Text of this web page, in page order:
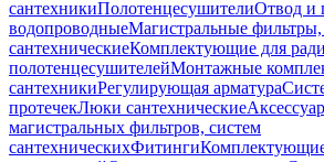
сантехникиПолотенцесушителиОтвод и
водопроводныеМагистральные
сантехническиеКомплектующие для
полотенцесушителейМонтажные
сантехникиРегулирующая арматура
протечекЛюки сантехнические
магистральных фильтров, систем
сантехническихФитинги